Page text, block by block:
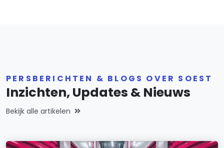
PERSBERICHTEN & BLOGS OVER SOEST
Inzichten, Updates & Nieuws
Bekijk alle artikelen